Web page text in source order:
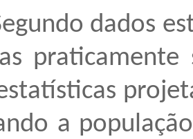
dados
praticamente
a